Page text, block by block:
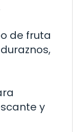
de fruta
y